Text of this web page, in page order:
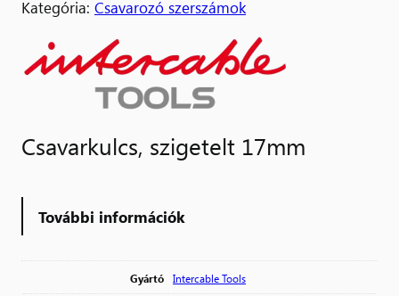
Kategória: Csavarozó szerszámok
Csavarkulcs, szigetelt 17mm
További információk
Gyártó Intercable Tools